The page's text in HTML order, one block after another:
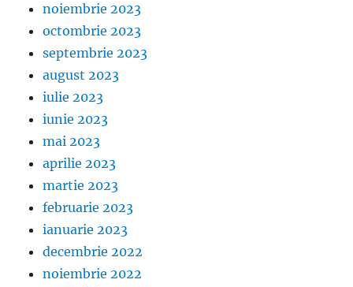
noiembrie 2023
octombrie 2023
septembrie 2023
august 2023
iulie 2023
iunie 2023
mai 2023
aprilie 2023
martie 2023
februarie 2023
ianuarie 2023
decembrie 2022
noiembrie 2022